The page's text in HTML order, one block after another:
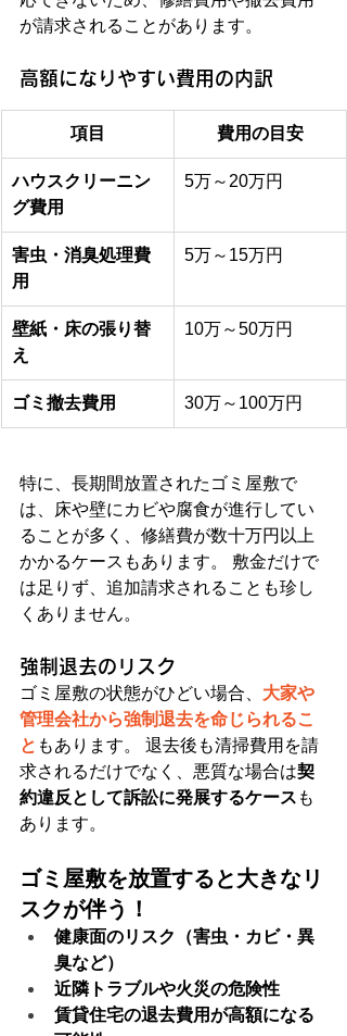
が請求されることがあります。
高額になりやすい費用の内訳
項目 費用の目安
ハウスクリーニン
グ費用
5万～20万円
害虫・消臭処理費
用
5万～15万円
壁紙・床の張り替
え
10万～50万円
ゴミ撤去費用 30万～100万円
特に、長期間放置されたゴミ屋敷で
は、床や壁にカビや腐食が進行してい
ることが多く、修繕費が数十万円以上
かかるケースもあります。 敷金だけで
は足りず、追加請求されることも珍し
くありません。
強制退去のリスク
ゴミ屋敷の状態がひどい場合、 大家や
管理会社から強制退去を命じられるこ
と もあります。 退去後も清掃費用を請
求されるだけでなく、悪質な場合は契
約違反として訴訟に発展するケース も
あります。
ゴミ屋敷を放置すると大きなリ
スクが伴う！
健康面のリスク（害虫・カビ・異
臭など）
近隣トラブルや火災の危険性
賃貸住宅の退去費用が高額になる